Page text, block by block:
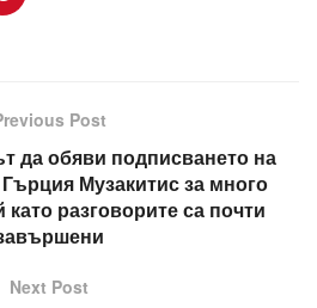
Post
да обяви подписването на
Музакитис за много
разговорите са почти
Next Post